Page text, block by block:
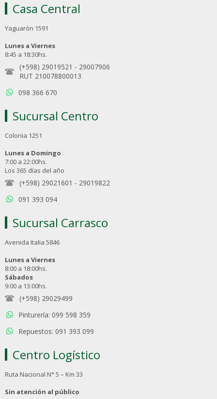
Casa Central
Yaguarón 1591
Lunes a Viernes
8:45 a 18:30hs.
(+598) 29019521 - 29007906
RUT 210078800013
098 366 670
Sucursal Centro
Colonia 1251
Lunes a Domingo
7:00 a 22:00hs.
Los 365 días del año
(+598) 29021601 - 29019822
091 393 094
Sucursal Carrasco
Avenida Italia 5846
Lunes a Viernes
8:00 a 18:00hs.
Sábados
9:00 a 13:00hs.
(+598) 29029499
Pinturería: 099 598 359
Repuestos: 091 393 099
Centro Logístico
Ruta Nacional N° 5 – Km 33
Sin atención al público